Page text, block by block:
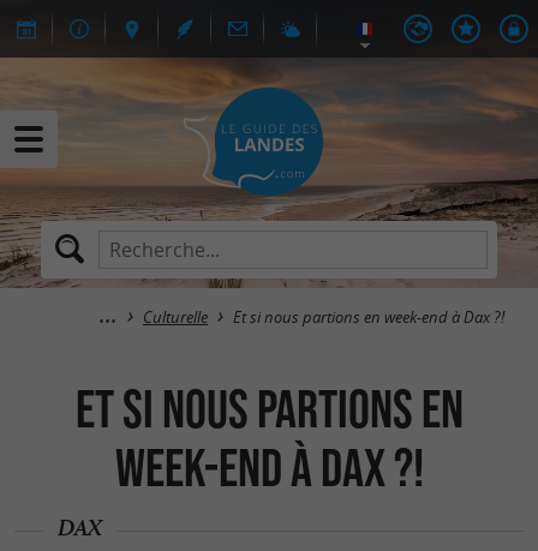
Culturelle Et si nous partions en week-end à Dax ?!
Et si nous partions en
week-end à Dax ?!
DAX